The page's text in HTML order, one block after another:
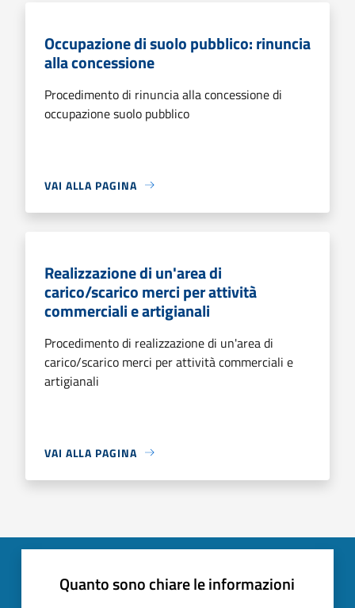
Occupazione di suolo pubblico: rinuncia
alla concessione
Procedimento di rinuncia alla concessione di
occupazione suolo pubblico
VAI ALLA PAGINA
Realizzazione di un'area di
carico/scarico merci per attività
commerciali e artigianali
Procedimento di realizzazione di un'area di
carico/scarico merci per attività commerciali e
artigianali
VAI ALLA PAGINA
Quanto sono chiare le informazioni